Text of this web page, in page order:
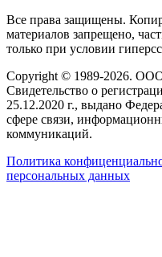
Все права защищены.
материалов запрещено,
только при условии
Copyright © 1989-2026.
Свидетельство о
25.12.2020 г., выдано
сфере связи,
коммуникаций.
Политика
персональных данных